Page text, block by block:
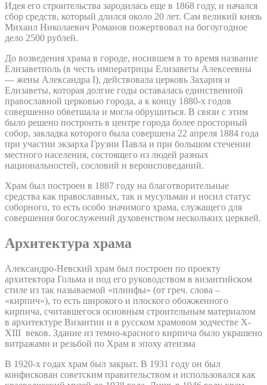
Идея его строительства зародилась еще в 1868 году, и начался
сбор средств, который длился около 20 лет. Сам великий князь
Михаил Николаевич Романов пожертвовал на богоугодное
дело 2500 рублей.
До возведения храма в городе, носившем в то время название
Елизаветполь (в честь императрицы Елизаветы Алексеевны
— жены Александра I), действовала церковь Захария и
Елизаветы, которая долгие годы оставалась единственной
православной церковью города, а к концу 1880-х годов
совершенно обветшала и могла обрушиться. В связи с этим
было решено построить в центре города более просторный
собор, закладка которого была совершена 22 апреля 1884 года
при участии экзарха Грузии Павла и при большом стечении
местного населения, состоящего из людей разных
национальностей, сословий и вероисповеданий.
Храм был построен в 1887 году на благотворительные
средства как православных, так и мусульман и носил статус
соборного, то есть особо значимого храма, служащего для
совершения богослужений духовенством нескольких церквей.
Архитектура храма
Александро-Невский храм был построен по проекту
архитектора Гольма и под его руководством в византийском
стиле из так называемой «плинфы» (от греч. слова –
«кирпич»), то есть широкого и плоского обожженного
кирпича, считавшегося основным строительным материалом
в архитектуре Византии и в русском храмовом зодчестве X-
XIII веков. Здание из темно-красного кирпича было украшено
витражами и резьбой по Храм в эпоху атеизма
В 1920-х годах храм был закрыт. В 1931 году он был
конфискован советским правительством и использовался как